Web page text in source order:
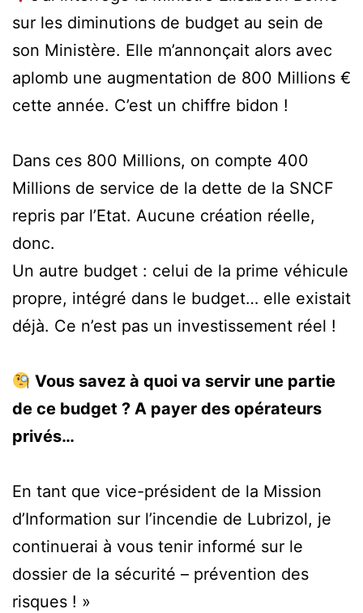
sur les diminutions de budget au sein de
son Ministère. Elle m’annonçait alors avec
aplomb une augmentation de 800 Millions €
cette année. C’est un chiffre bidon !
Dans ces 800 Millions, on compte 400
Millions de service de la dette de la SNCF
repris par l’Etat. Aucune création réelle,
donc.
Un autre budget : celui de la prime véhicule
propre, intégré dans le budget… elle existait
déjà. Ce n’est pas un investissement réel !
Vous savez à quoi va servir une partie
de ce budget ? A payer des opérateurs
privés…
En tant que vice-président de la Mission
d’Information sur l’incendie de Lubrizol, je
continuerai à vous tenir informé sur le
dossier de la sécurité – prévention des
risques ! »